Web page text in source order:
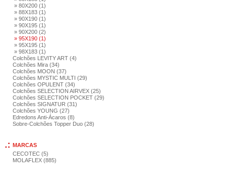
» 80X200 (1)
» 88X183 (1)
» 90X190 (1)
» 90X195 (1)
» 90X200 (2)
» 95X190 (1)
» 95X195 (1)
» 98X183 (1)
Colchões LEVITY ART (4)
Colchões Mira (34)
Colchões MOON (37)
Colchões MYSTIC MULTI (29)
Colchões OPULENT (34)
Colchões SELECTION AIRVEX (25)
Colchões SELECTION POCKET (29)
Colchões SIGNATUR (31)
Colchões YOUNG (27)
Edredons Anti-Ácaros (8)
Sobre-Colchões Topper Duo (28)
MARCAS
CECOTEC (5)
MOLAFLEX (885)